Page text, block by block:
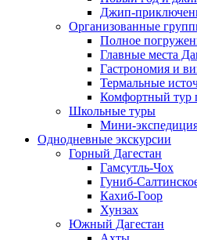
Джип-
Организованные
Полное
Главные места
Гастрономия и
Термальные
Комфортный тур
Школьные туры
Мини-
Однодневные экскурсии
Горный Дагестан
Гамсутль-Чох
Гуниб-
Кахиб-Гоор
Хунзах
Южный Дагестан